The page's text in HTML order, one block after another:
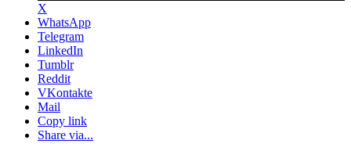
X
WhatsApp
Telegram
LinkedIn
Tumblr
Reddit
VKontakte
Mail
Copy link
Share via...